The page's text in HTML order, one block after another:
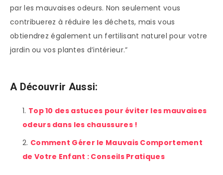
par les mauvaises odeurs. Non seulement vous
contribuerez à réduire les déchets, mais vous
obtiendrez également un fertilisant naturel pour votre
jardin ou vos plantes d’intérieur.”
A Découvrir Aussi:
Top 10 des astuces pour éviter les mauvaises
odeurs dans les chaussures !
Comment Gérer le Mauvais Comportement
de Votre Enfant : Conseils Pratiques